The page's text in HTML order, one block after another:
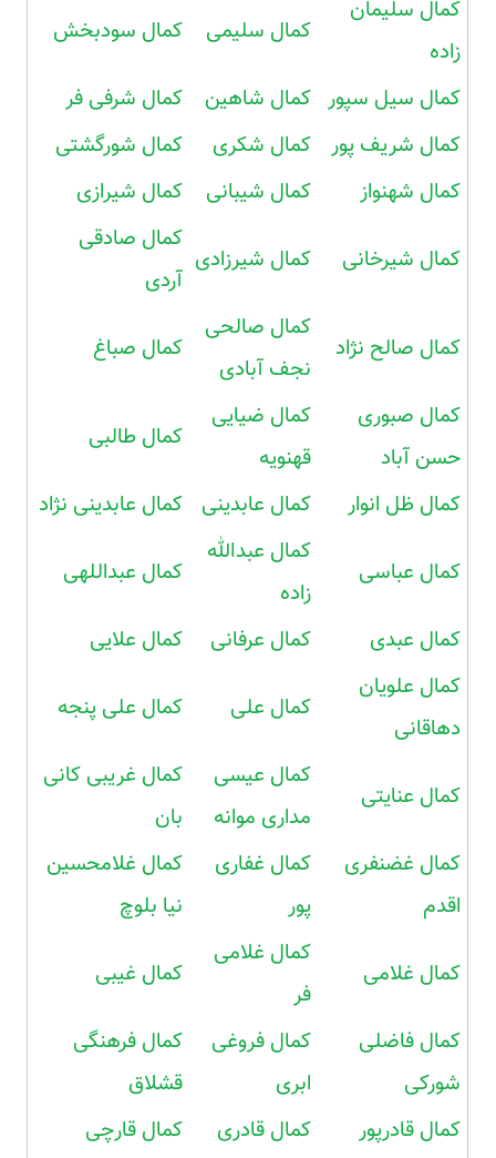
کمال سلیمان
زاده
کمال سلیمی کمال سودبخش
کمال سیل سپور کمال شاهین
کمال شرفی فر
کمال شریف پور
کمال شکری
کمال شورگشتی
کمال شهنواز
کمال شیبانی کمال شیرازی
کمال شیرخانی کمال شیرزادی
کمال صادقی
آردی
کمال صالح نژاد
کمال صالحی
نجف آبادی
کمال صباغ
کمال صبوری
حسن آباد
کمال ضیایی
قهنویه
کمال طالبی
کمال ظل انوار کمال عابدینی کمال عابدینی نژاد
کمال عباسی
کمال عبدالله
زاده
کمال عبداللهی
کمال عبدی کمال عرفانی
کمال علایی
کمال علویان
دهاقانی
کمال علی کمال علی پنجه
کمال عنایتی
کمال عیسی
مداری موانه
کمال غریبی کانی
بان
کمال غضنفری
اقدم
کمال غفاری
پور
کمال غلامحسین
نیا بلوچ
کمال غلامی
کمال غلامی
فر
کمال غیبی
کمال فاضلی
شورکی
کمال فروغی
ابری
کمال فرهنگی
قشلاق
کمال قادرپور
کمال قادری
کمال قارچی